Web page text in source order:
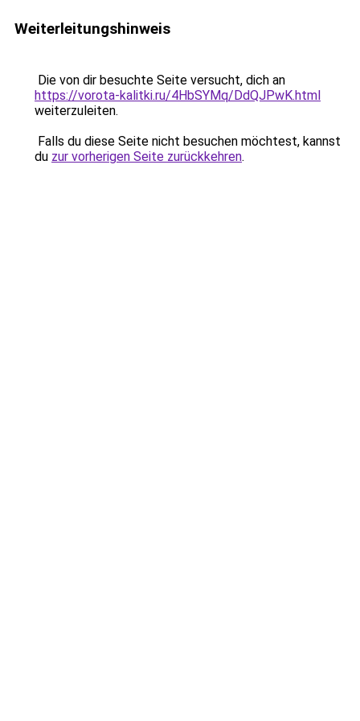
Weiterleitungshinweis
Die von dir besuchte Seite versucht, dich an
https://vorota-kalitki.ru/4HbSYMq/DdQJPwK.html
weiterzuleiten.
Falls du diese Seite nicht besuchen möchtest, kannst
du zur vorherigen Seite zurückkehren.